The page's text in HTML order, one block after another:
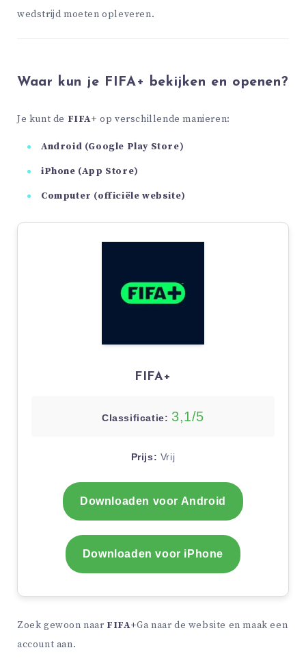
wedstrijd moeten opleveren.
Waar kun je FIFA+ bekijken en openen?
Je kunt de FIFA+ op verschillende manieren:
Android (Google Play Store)
iPhone (App Store)
Computer (officiële website)
FIFA+
Classificatie: 3,1/5
Prijs: Vrij
Downloaden voor Android
Downloaden voor iPhone
Zoek gewoon naar FIFA+Ga naar de website en maak een
account aan.